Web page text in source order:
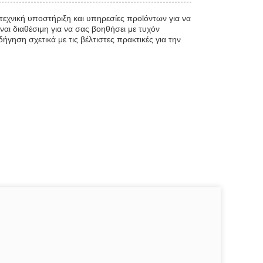
υποστήριξη και υπηρεσίες προϊόντων για να
διαθέσιμη για να σας βοηθήσει με τυχόν
σχετικά με τις βέλτιστες πρακτικές για την